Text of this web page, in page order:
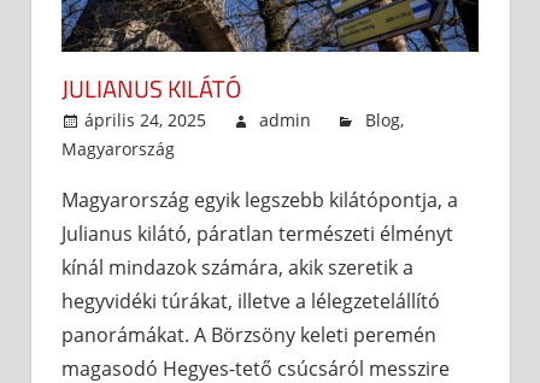
JULIANUS KILÁTÓ
április 24, 2025 admin Blog,
Magyarország
Magyarország egyik legszebb kilátópontja, a
Julianus kilátó, páratlan természeti élményt
kínál mindazok számára, akik szeretik a
hegyvidéki túrákat, illetve a lélegzetelállító
panorámákat. A Börzsöny keleti peremén
magasodó Hegyes-tető csúcsáról messzire